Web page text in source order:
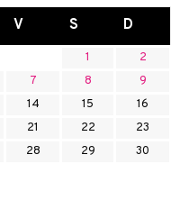
V S D
1
2
7 8
9
14 15
16
21 22
23
28 29
30